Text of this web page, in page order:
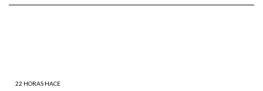
22 HORAS HACE